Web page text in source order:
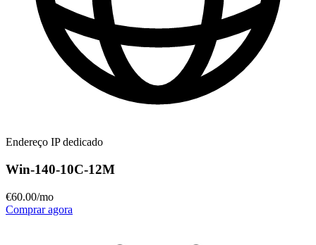
Endereço IP dedicado
Win-140-10C-12M
€60.00/mo
Comprar agora